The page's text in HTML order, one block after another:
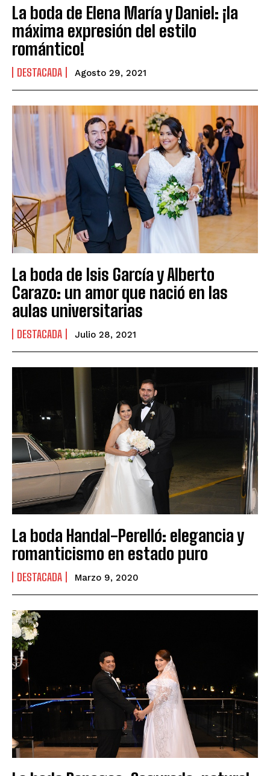
La boda de Elena María y Daniel: ¡la
máxima expresión del estilo
romántico!
DESTACADA Agosto 29, 2021
La boda de Isis García y Alberto
Carazo: un amor que nació en las
aulas universitarias
DESTACADA Julio 28, 2021
La boda Handal-Perelló: elegancia y
romanticismo en estado puro
DESTACADA Marzo 9, 2020